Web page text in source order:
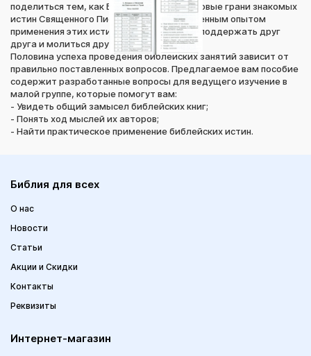
поделиться тем, как Бог открывает ему новые грани знакомых
истин Священного Писания, и своим жизненным опытом
применения этих истин. Здесь мы можем поддержать друг
друга и молиться друг за друга.
Половина успеха проведения библейских занятий зависит от
правильно поставленных вопросов. Предлагаемое вам пособие
содержит разработанные вопросы для ведущего изучение в
малой группе, которые помогут вам:
- Увидеть общий замысел библейских книг;
- Понять ход мыслей их авторов;
- Найти практическое применение библейских истин.
Библия для всех
О нас
Новости
Статьи
Акции и Скидки
Контакты
Реквизиты
Интернет-магазин